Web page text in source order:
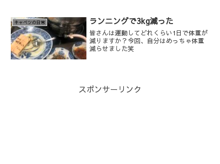
紹介して行きます。
キャベツの日常 ランニングで3kg減った
皆さんは運動してどれくらい1日で体重が
減りますか？今回、自分はめっちゃ体重
減らせました笑
スポンサーリンク